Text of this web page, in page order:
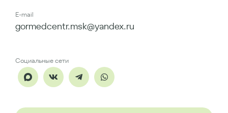
E-mail
gormedcentr.msk@yandex.ru
Социальные сети